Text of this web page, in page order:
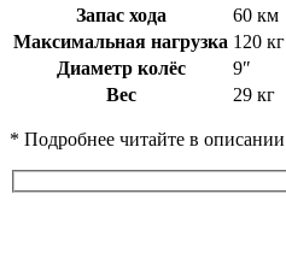
Запас хода
60 км
Максимальная нагрузка 120 кг
Диаметр колёс
9″
Вес
29 кг
* Подробнее читайте в описании